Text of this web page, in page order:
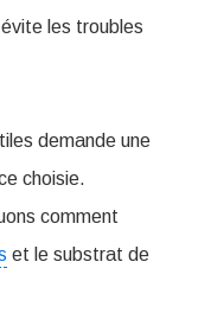
les troubles
demande une
choisie.
comment
et le substrat de